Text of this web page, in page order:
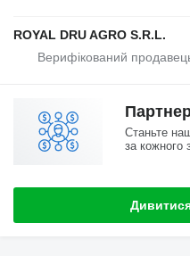
ROYAL DRU AGRO S.R.L.
Станьте
за кожного